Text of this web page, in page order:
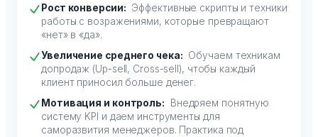
Рост конверсии: Эффективные скрипты и техники
работы с возражениями, которые превращают
«нет» в «да».
Увеличение среднего чека: Обучаем техникам
допродаж (Up-sell, Cross-sell), чтобы каждый
клиент приносил больше денег.
Мотивация и контроль:
Внедряем понятную
систему KPI и даем инструменты для
саморазвития менеджеров. Практика под